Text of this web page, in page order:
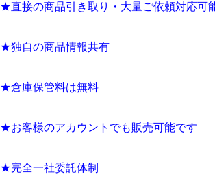
★直接の商品引き取り・大量ご依頼対応可
★独自の商品情報共有
★倉庫保管料は無料
★お客様のアカウントでも販売可能です
★完全一社委託体制